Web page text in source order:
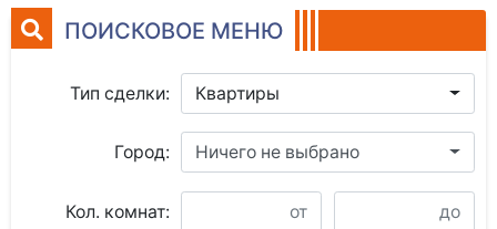
ПОИСКОВОЕ МЕНЮ
Тип сделки: Квартиры
Город: Ничего не выбрано
Кол. комнат: